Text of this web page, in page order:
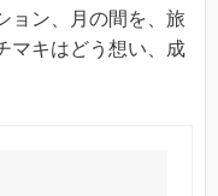
ョン、月の間を、旅
マキはどう想い、成